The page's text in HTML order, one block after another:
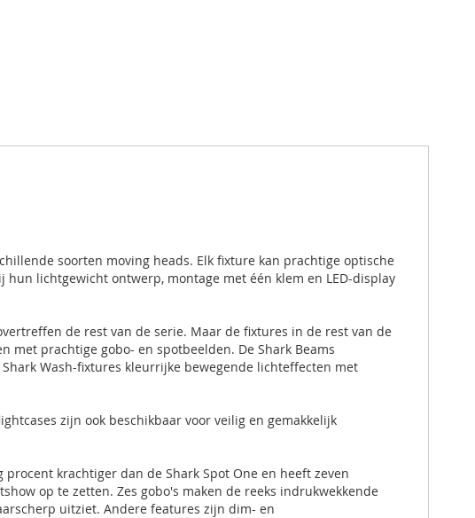
soorten moving heads. Elk fixture kan prachtige optische
lichtgewicht ontwerp, montage met één klem en LED-display
de rest van de serie. Maar de fixtures in de rest van de
met prachtige gobo- en spotbeelden. De Shark Beams
Wash-fixtures kleurrijke bewegende lichteffecten met
zijn ook beschikbaar voor veilig en gemakkelijk
krachtiger dan de Shark Spot One en heeft zeven
op te zetten. Zes gobo's maken de reeks indrukwekkende
uitziet. Andere features zijn dim- en